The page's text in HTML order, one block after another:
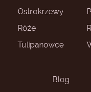
Blog
Ostrokrzewy
Róże
Tulipanowce